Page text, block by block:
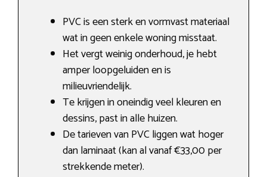
PVC is een sterk en vormvast materiaal
wat in geen enkele woning misstaat.
Het vergt weinig onderhoud, je hebt
amper loopgeluiden en is
milieuvriendelijk.
Te krijgen in oneindig veel kleuren en
dessins, past in alle huizen.
De tarieven van PVC liggen wat hoger
dan laminaat (kan al vanaf €33,00 per
strekkende meter).